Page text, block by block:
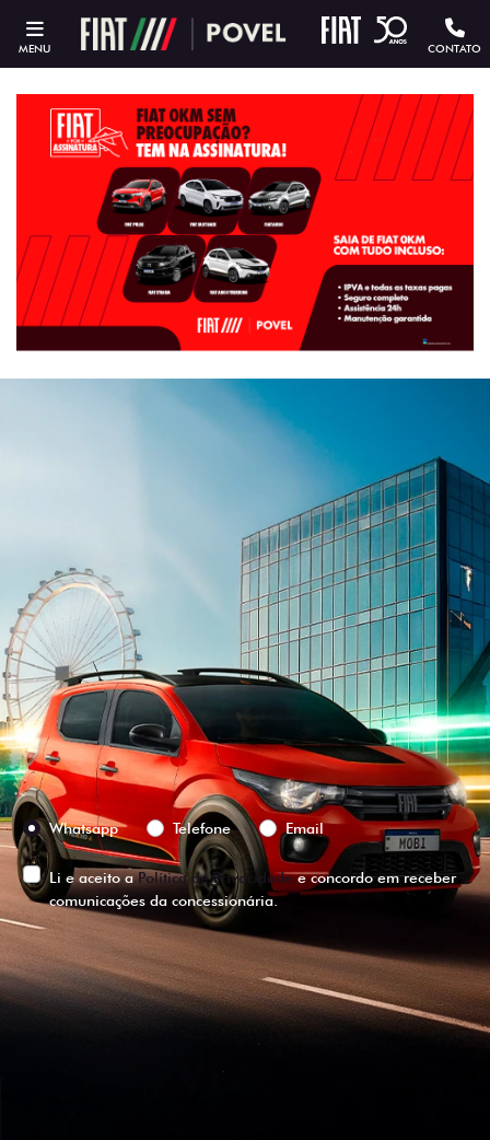
MENU CONTATO
ESTOU INTERESSADO
Versão escolhida
Preferência de contato:
Whatsapp
Telefone Email
Li e aceito aPolítica de Privacidadee concordo em receber
comunicações da concessionária.
ENTRAR EM CONTATO